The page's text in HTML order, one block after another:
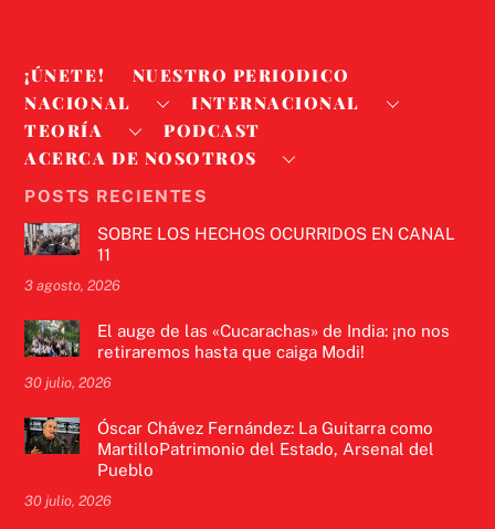
¡ÚNETE!
NUESTRO PERIODICO
NACIONAL
INTERNACIONAL
TEORÍA
PODCAST
ACERCA DE NOSOTROS
POSTS RECIENTES
SOBRE LOS HECHOS OCURRIDOS EN CANAL
11
3 agosto, 2026
El auge de las «Cucarachas» de India: ¡no nos
retiraremos hasta que caiga Modi!
30 julio, 2026
Óscar Chávez Fernández: La Guitarra como
MartilloPatrimonio del Estado, Arsenal del
Pueblo
30 julio, 2026